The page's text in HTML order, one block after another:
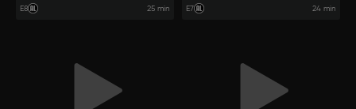
E8 25 min E7 24 min